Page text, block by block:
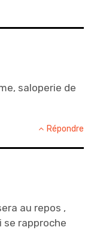
saloperie de
Répondre
au repos ,
se rapproche